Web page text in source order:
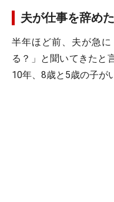
夫が仕事を辞め
半年ほど前、夫が急
る？」と聞いてきたと
10年、8歳と5歳の子が